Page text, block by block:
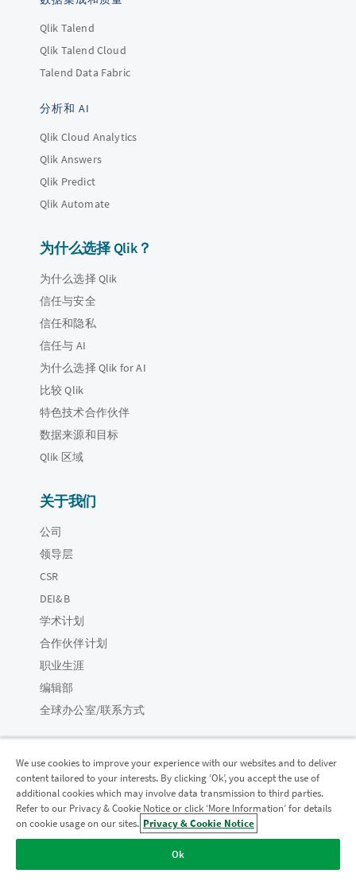
Qlik Talend
Qlik Talend Cloud
Talend Data Fabric
分析和 AI
Qlik Cloud Analytics
Qlik Answers
Qlik Predict
Qlik Automate
为什么选择 Qlik？
为什么选择 Qlik
信任与安全
信任和隐私
信任与 AI
为什么选择 Qlik for AI
比较 Qlik
特色技术合作伙伴
数据来源和目标
Qlik 区域
关于我们
公司
领导层
CSR
DEI&B
学术计划
合作伙伴计划
职业生涯
编辑部
全球办公室/联系方式
Qlik 社区
法律协议 产品条款 Legal Policies
法律条规
Do Not Share My Info
We use cookies to improve your experience with our websites and to deliver
content tailored to your interests. By clicking ‘Ok’, you accept the use of
additional cookies which may involve data transmission to third parties.
Refer to our Privacy & Cookie Notice or click ‘More Information’ for details
on cookie usage on our sites. Privacy & Cookie Notice
Ok